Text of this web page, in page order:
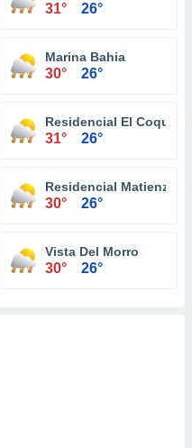
31° 26°
Marina Bahia
30° 26°
Residencial El Coqui
31° 26°
Residencial Matienzo
30° 26°
Vista Del Morro
30° 26°